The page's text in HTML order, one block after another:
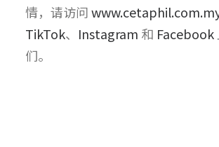
情，请访问
TikTok、 Instagram 和 Facebook
们。